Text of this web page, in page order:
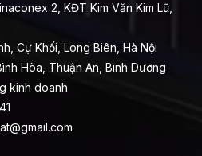
2, KĐT Kim Văn Kim Lũ,
Cự Khối, Long Biên, Hà Nội
Hòa, Thuận An, Bình Dương
kinh doanh